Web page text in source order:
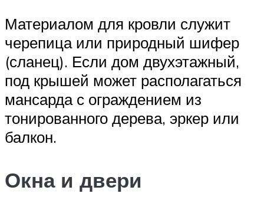
Материалом для кровли служит
черепица или природный шифер
(сланец). Если дом двухэтажный,
под крышей может располагаться
мансарда с ограждением из
тонированного дерева, эркер или
балкон.
Окна и двери